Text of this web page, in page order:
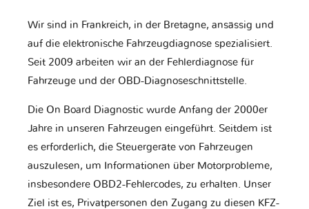
Wir sind in Frankreich, in der Bretagne, ansässig und
auf die elektronische Fahrzeugdiagnose spezialisiert.
Seit 2009 arbeiten wir an der Fehlerdiagnose für
Fahrzeuge und der OBD-Diagnoseschnittstelle.
Die On Board Diagnostic wurde Anfang der 2000er
Jahre in unseren Fahrzeugen eingeführt. Seitdem ist
es erforderlich, die Steuergeräte von Fahrzeugen
auszulesen, um Informationen über Motorprobleme,
insbesondere OBD2-Fehlercodes, zu erhalten. Unser
Ziel ist es, Privatpersonen den Zugang zu diesen KFZ-